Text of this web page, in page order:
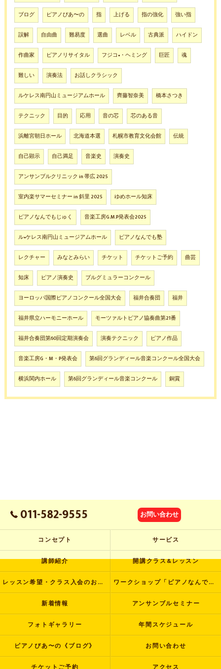
ブログ ピアノぴあ〜の 指 上げる 指の強化 強い指
誤解 自由曲 難易度 選曲 レベル 古典派 ハイドン
作曲家 ピアノリサイタル フジコ•・ヘミング 巨匠 魂
難しい 演奏法 お話しクラシック
ルケレス南円山ミュージアムホール 齊藤智奈美 橋本さつき
テクニック 目的 応用 音の芯 芯のある音
浜離宮朝日ホール 北海道本選 札幌市教育文化会館 伝統
自己顕示 自己満足 音楽史 演奏史
アンサンブルクリニック in 帯広 2025
室内楽サマーセミナー in 斜里 2025 ゆめホール知床
ピアノなんでもじゅく 音楽工房G.M.P発表会2025
ル•ケレス南円山ミュージアムホール ピアノなんでも塾
レクチャー みなとみらい チケット チケットご予約 曲芸
知床 ピアノ演奏史 ブルグミュラーコンクール
ヨーロッパ国際ピアノコンクール全国大会 福井合奏団 福井
福井県立ハーモニーホール モーツァルトピアノ協奏曲第21番
福井合奏団第60回定期演奏会 演奏テクニック ピアノ作品
音楽工房G・M・P発表会 第6回グランディール音楽コンクール全国大会
横浜関内ホール 第6回グランディール音楽コンクール 銅賞
011-582-9555 お問い合わせ
コンセプト サービス
講師紹介 開講クラス&レッスン
レッスン希望・クラス入会のお申し込み ワークショップ「ピアノなんでも塾」
新着情報 アンサンブルセミナー
フォトギャラリー 年間スケジュール
ピアノぴあ〜の《ブログ》 お問い合わせ